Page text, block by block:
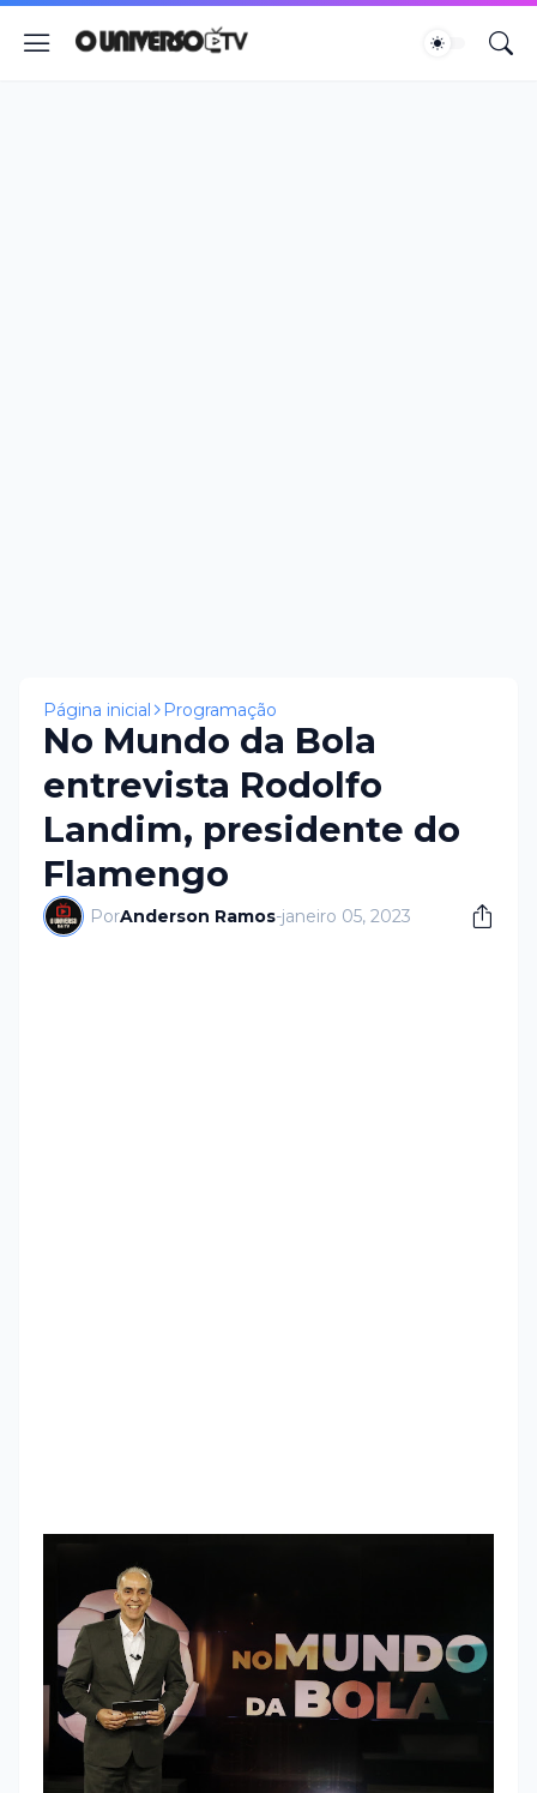
Página inicial Programação
No Mundo da Bola
entrevista Rodolfo
Landim, presidente do
Flamengo
PorAnderson Ramos-janeiro 05, 2023